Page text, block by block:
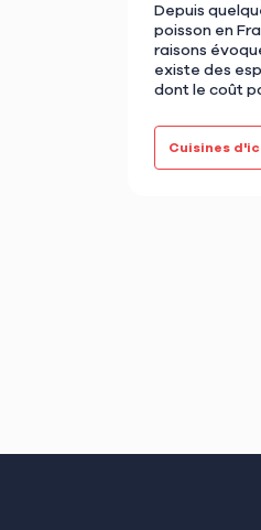
Depuis
poisson en
raisons
existe des
dont le coût
Cuisines